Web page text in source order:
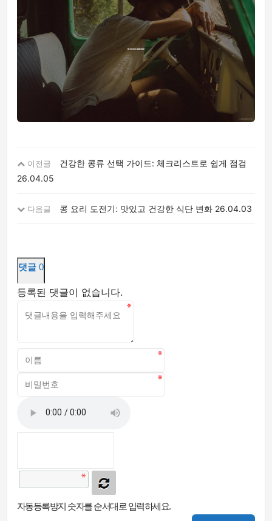
이전글
건강한 콩류 선택 가이드: 체크리스트로 쉽게 점검
26.04.05
다음글 콩 요리 도전기: 맛있고 건강한 식단 변화 26.04.03
댓글 0
등록된 댓글이 없습니다.
자동등록방지 숫자를 순서대로 입력하세요.